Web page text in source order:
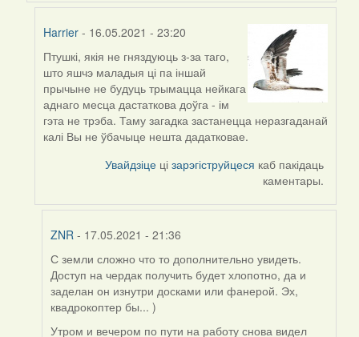
Harrier- 16.05.2021 - 23:20
In
reply
to
by
ZNR
Птушкі, якія не гняздуюць з-за таго,
што яшчэ маладыя ці па іншай
прычыне не будуць трымацца нейкага
аднаго месца дастаткова доўга - ім
гэта не трэба. Таму загадка застанецца неразгаданай
калі Вы не ўбачыце нешта дадатковае.
Увайдзіце цізарэгіструйцеся каб пакідаць
каментары.
ZNR - 17.05.2021 - 21:36
In
reply
to
by
Harrier
С земли сложно что то дополнительно увидеть.
Доступ на чердак получить будет хлопотно, да и
заделан он изнутри досками или фанерой. Эх,
квадрокоптер бы... )
Утром и вечером по пути на работу снова видел